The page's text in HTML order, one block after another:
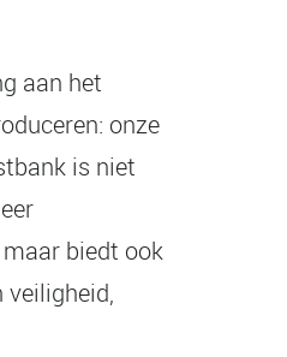
aan het
onze
is niet
biedt ook
veiligheid,